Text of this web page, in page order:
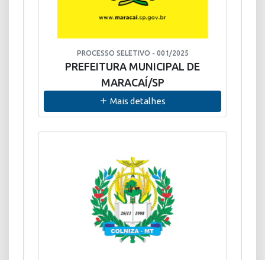
PROCESSO SELETIVO - 001/2025
PREFEITURA MUNICIPAL DE
MARACAÍ/SP
Mais detalhes